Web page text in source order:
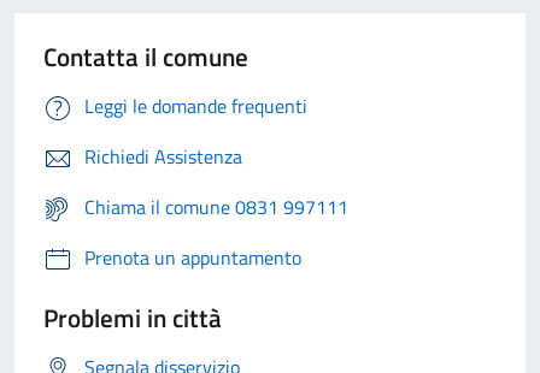
Contatta il comune
Leggi le domande frequenti
Richiedi Assistenza
Chiama il comune 0831 997111
Prenota un appuntamento
Problemi in città
Segnala disservizio